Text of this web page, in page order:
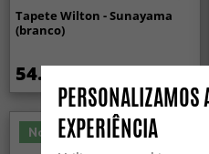
Tapete Wilton - Sunayama
(branco)
54.99 €
Novidade
PERSONALIZAMOS
EXPERIÊNCIA